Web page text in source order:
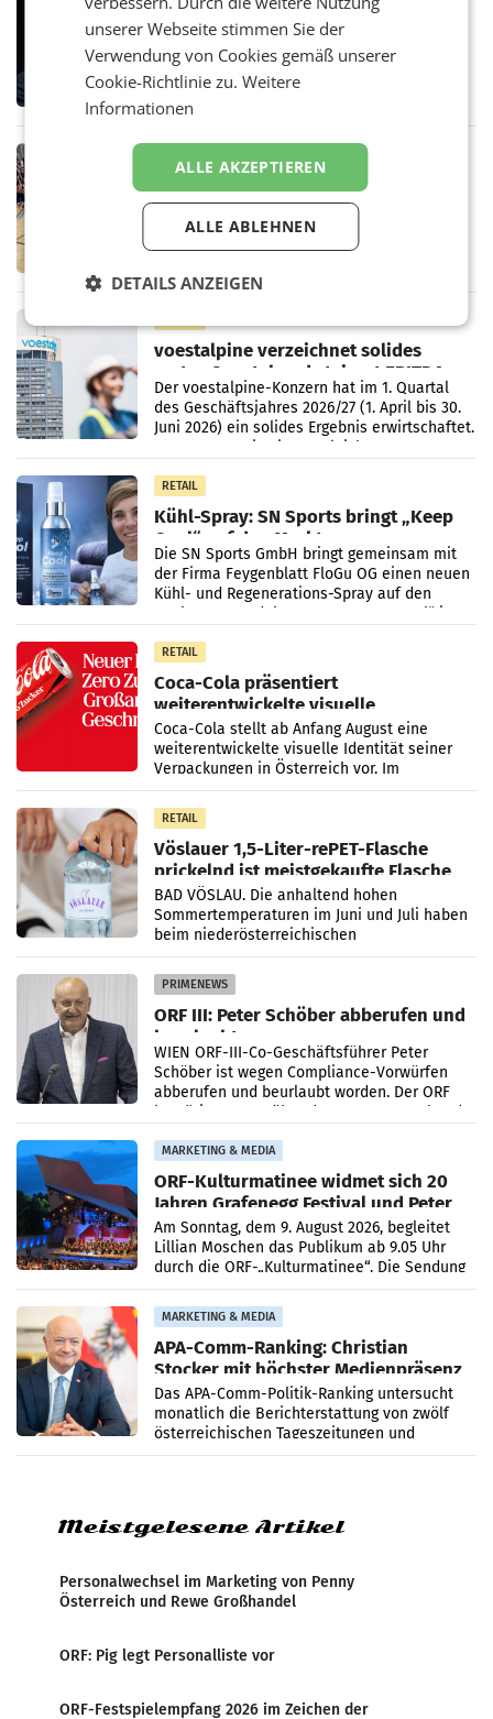
Stiftungsrat Lederer wehrt sich in
den SN gegen Vorwürfe
Mehrere Themen beschäftigen derzeit den
ORF. Am Dienstag soll im Stiftungsrat über
vorgeschlagenen Besetzungen für die
Bipa unterstützt Bewegte Kids
Sommercamps im Osten Österreichs
Bereits zum zweiten Mal begleitet Bipa das
polysportive Sommersportcamp „Bewegte
Monaten Juli und August versorgt das
voestalpine verzeichnet solides
erstes Quartal und steigert EBITDA
Der voestalpine-Konzern hat im 1. Quartal
des Geschäftsjahres 2026/27 (1. April bis 30.
Juni 2026) ein solides Ergebnis erwirtschaftet.
Der Umsatz stieg im Vergleich zur
RETAIL
Kühl-Spray: SN Sports bringt „Keep
Cool“ auf den Markt
Die SN Sports GmbH bringt gemeinsam mit
der Firma Feygenblatt FloGu OG einen neuen
Kühl- und Regenerations-Spray auf den
Markt. Das Produkt namens „Keep Cool“ ist zu
RETAIL
Coca-Cola präsentiert
weiterentwickelte visuelle
Markenidentität
Coca-Cola stellt ab Anfang August eine
weiterentwickelte visuelle Identität seiner
Verpackungen in Österreich vor. Im
Mittelpunkt des Redesigns stehen zentrale
Gestaltungselemente
RETAIL
Vöslauer 1,5-Liter-rePET-Flasche
prickelnd ist meistgekaufte Flasche
Österreichs
BAD VÖSLAU. Die anhaltend hohen
Sommertemperaturen im Juni und Juli haben
beim niederösterreichischen
Getränkehersteller Vöslauer zu deutlichen
Absatzzuwächsen geführt. Während
PRIMENEWS
ORF III: Peter Schöber abberufen und
beurlaubt
WIEN ORF-III-Co-Geschäftsführer Peter
Schöber ist wegen Compliance-Vorwürfen
abberufen und beurlaubt worden. Der ORF
bestätigte gegenüber der APA entsprechende
MARKETING & MEDIA
ORF-Kulturmatinee widmet sich 20
Jahren Grafenegg Festival und Peter
Simonischek
Am Sonntag, dem 9. August 2026, begleitet
Lillian Moschen das Publikum ab 9.05 Uhr
durch die ORF-„Kulturmatinee“. Die Sendung
startet mit der Dokumentation „20 Jahre
Grafenegg
MARKETING & MEDIA
APA-Comm-Ranking: Christian
Stocker mit höchster Medienpräsenz
im Juli
Das APA-Comm-Politik-Ranking untersucht
monatlich die Berichterstattung von zwölf
österreichischen Tageszeitungen und
analysiert, welche Politikerinnen und
Meistgelesene Artikel
Personalwechsel im Marketing von Penny
Österreich und Rewe Großhandel
ORF: Pig legt Personalliste vor
ORF-Festspielempfang 2026 im Zeichen der
unserer Webseite stimmen Sie der
Verwendung von Cookies gemäß unserer
Cookie-Richtlinie zu.Weitere
Informationen
ALLE AKZEPTIEREN
ALLE ABLEHNEN
DETAILS ANZEIGEN